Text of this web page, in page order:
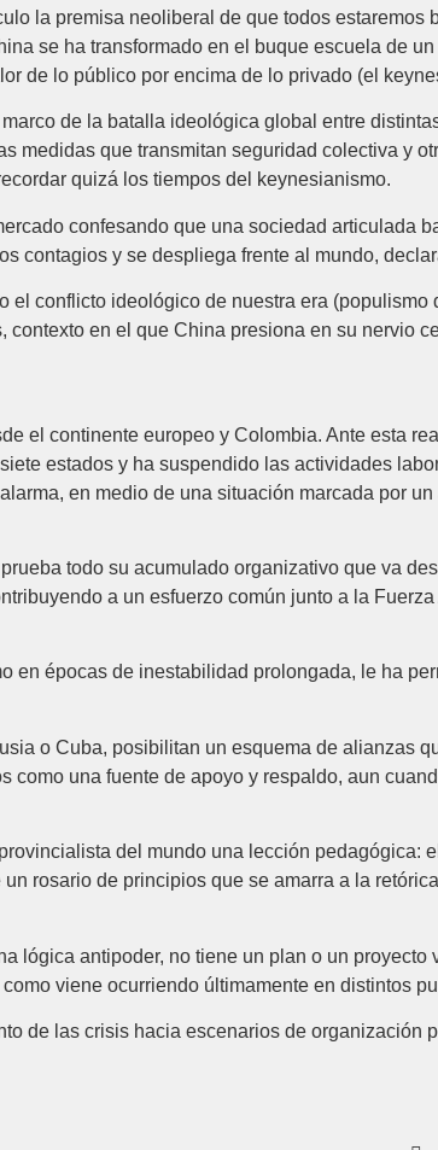
la premisa neoliberal de que todos
se ha transformado en el buque escuela de
de lo público por encima de lo privado (el
de la batalla ideológica global entre
medidas que transmitan seguridad colectiva y
quizá los tiempos del keynesianismo.
confesando que una sociedad articulada
contagios y se despliega frente al mundo,
el conflicto ideológico de nuestra era
en el que China presiona en su nervio
el continente europeo y Colombia. Ante esta
estados y ha suspendido las actividades
en medio de una situación marcada por
todo su acumulado organizativo que va
a un esfuerzo común junto a la
en épocas de inestabilidad prolongada, le ha
o Cuba, posibilitan un esquema de alianzas
como una fuente de apoyo y respaldo, aun
del mundo una lección pedagógica:
rosario de principios que se amarra a la
lógica antipoder, no tiene un plan o un
viene ocurriendo últimamente en distintos
de las crisis hacia escenarios de organización